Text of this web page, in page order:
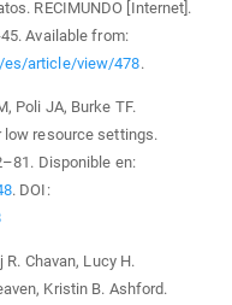
RECIMUNDO [Internet].
Available from:
es/article/view/478.
Poli JA, Burke TF.
low resource settings.
Disponible en:
. DOI:
Chavan, Lucy H.
Kristin B. Ashford.